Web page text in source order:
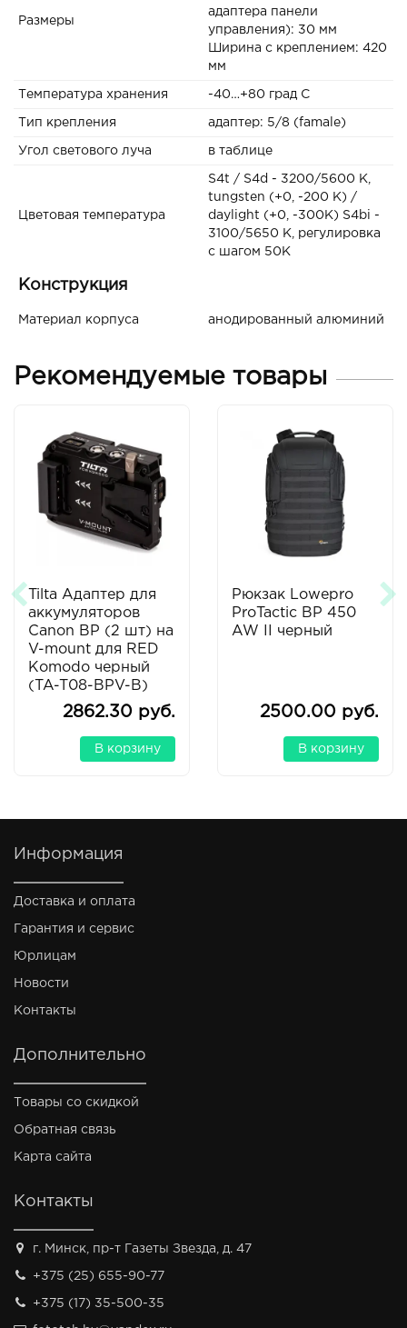
Размеры
адаптера панели
управления): 30 мм
Ширина с креплением: 420
мм
Температура хранения -40…+80 град C
Тип крепления адаптер: 5/8 (famale)
Угол светового луча в таблице
Цветовая температура
S4t / S4d - 3200/5600 K,
tungsten (+0, -200 K) /
daylight (+0, -300K) S4bi -
3100/5650 K, регулировка
с шагом 50K
Конструкция
Материал корпуса анодированный алюминий
Рекомендуемые товары
Tilta Адаптер для
аккумуляторов
Canon BP (2 шт) на
V-mount для RED
Komodo черный
(TA-T08-BPV-B)
2862.30 руб.
В корзину
Рюкзак Lowepro
ProTactic BP 450
AW II черный
2500.00 руб.
В корзину
Информация
Доставка и оплата
Гарантия и сервис
Юрлицам
Новости
Контакты
Дополнительно
Товары со скидкой
Обратная связь
Карта сайта
Контакты
г. Минск, пр-т Газеты Звезда, д. 47
+375 (25) 655-90-77
+375 (17) 35-500-35